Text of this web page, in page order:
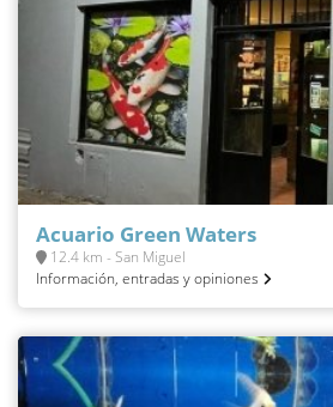
Acuario Green Waters
12.4 km - San Miguel
Información, entradas y opiniones